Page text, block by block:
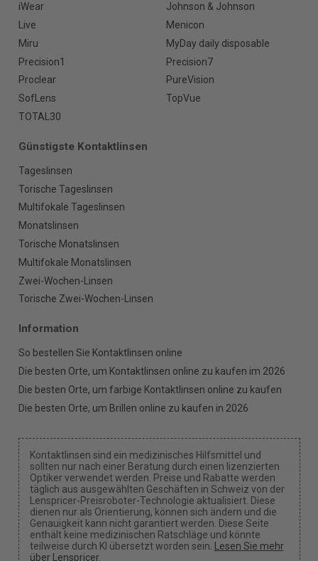
iWear
Johnson & Johnson
Live
Menicon
Miru
MyDay daily disposable
Precision1
Precision7
Proclear
PureVision
SofLens
TopVue
TOTAL30
Günstigste Kontaktlinsen
Tageslinsen
Torische Tageslinsen
Multifokale Tageslinsen
Monatslinsen
Torische Monatslinsen
Multifokale Monatslinsen
Zwei-Wochen-Linsen
Torische Zwei-Wochen-Linsen
Information
So bestellen Sie Kontaktlinsen online
Die besten Orte, um Kontaktlinsen online zu kaufen im 2026
Die besten Orte, um farbige Kontaktlinsen online zu kaufen
Die besten Orte, um Brillen online zu kaufen in 2026
Kontaktlinsen sind ein medizinisches Hilfsmittel und
sollten nur nach einer Beratung durch einen lizenzierten
Optiker verwendet werden. Preise und Rabatte werden
täglich aus ausgewählten Geschäften in Schweiz von der
Lenspricer-Preisroboter-Technologie aktualisiert. Diese
dienen nur als Orientierung, können sich ändern und die
Genauigkeit kann nicht garantiert werden. Diese Seite
enthält keine medizinischen Ratschläge und könnte
teilweise durch KI übersetzt worden sein. Lesen Sie mehr
über Lenspricer.